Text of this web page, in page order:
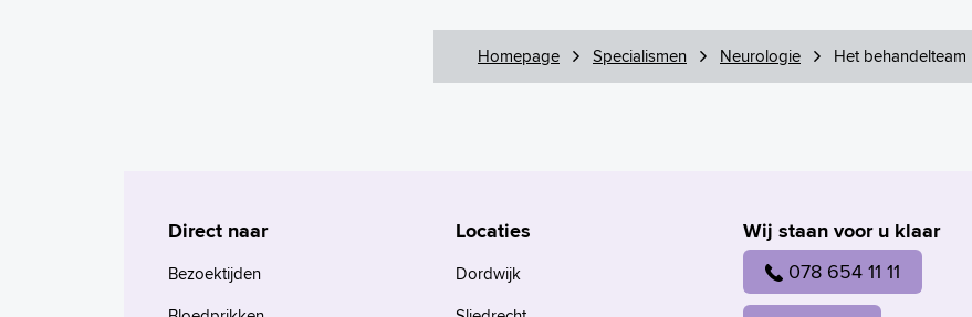
Homepage Specialismen Neurologie Het behandelteam
Wij staan voor u klaar
078 654 11 11
Direct naar
Bezoektijden
Locaties
Dordwijk